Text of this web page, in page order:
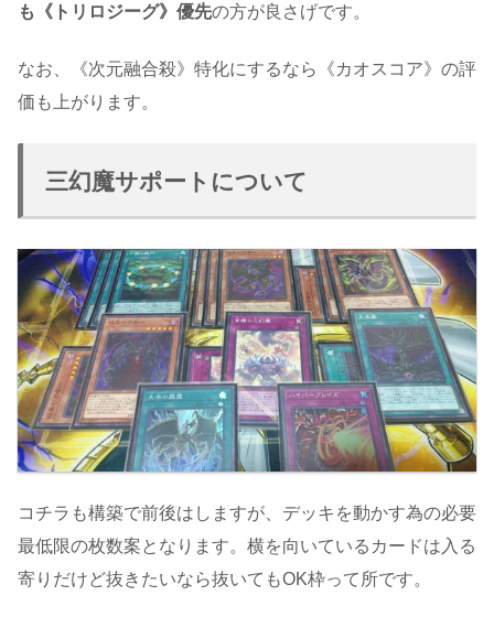
も《トリロジーグ》優先の方が良さげです。
なお、《次元融合殺》特化にするなら《カオスコア》の評
価も上がります。
三幻魔サポートについて
コチラも構築で前後はしますが、デッキを動かす為の必要
最低限の枚数案となります。横を向いているカードは入る
寄りだけど抜きたいなら抜いてもOK枠って所です。